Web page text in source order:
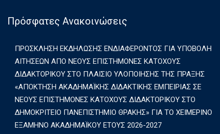
Πρόσφατες Ανακοινώσεις
ΠΡΟΣΚΛΗΣΗ ΕΚΔΗΛΩΣΗΣ ΕΝΔΙΑΦΕΡΟΝΤΟΣ ΓΙΑ ΥΠΟΒΟΛΗ
ΑΙΤΗΣΕΩΝ ΑΠΟ ΝΕΟΥΣ ΕΠΙΣΤΗΜΟΝΕΣ ΚΑΤΟΧΟΥΣ
ΔΙΔΑΚΤΟΡΙΚΟΥ ΣΤΟ ΠΛΑΙΣΙΟ ΥΛΟΠΟΙΗΣΗΣ ΤΗΣ ΠΡΑΞΗΣ
«ΑΠΟΚΤΗΣΗ ΑΚΑΔΗΜΑΪΚΗΣ ΔΙΔΑΚΤΙΚΗΣ ΕΜΠΕΙΡΙΑΣ ΣΕ
ΝΕΟΥΣ ΕΠΙΣΤΗΜΟΝΕΣ ΚΑΤΟΧΟΥΣ ΔΙΔΑΚΤΟΡΙΚΟΥ ΣΤΟ
ΔΗΜΟΚΡΙΤΕΙΟ ΠΑΝΕΠΙΣΤΗΜΙΟ ΘΡΑΚΗΣ» ΓΙΑ ΤΟ ΧΕΙΜΕΡΙΝΟ
ΕΞΑΜΗΝΟ ΑΚΑΔΗΜΑΪΚΟΥ ΕΤΟΥΣ 2026-2027